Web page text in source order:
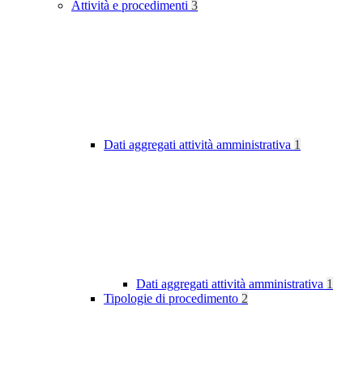
Attività e procedimenti 3
Dati aggregati attività amministrativa 1
Dati aggregati attività amministrativa 1
Tipologie di procedimento 2